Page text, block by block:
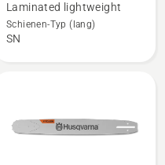
Force
Schiene
anzeigen
Laminated lightweight
Schienen-Typ (lang)
SN